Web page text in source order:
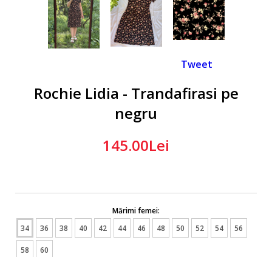
Rochie Lidia - Trandafirasi pe
negru
145.00Lei
Mărimi femei:
34
36 38 40 42 44 46 48 50 52 54 56
58 60
Tweet